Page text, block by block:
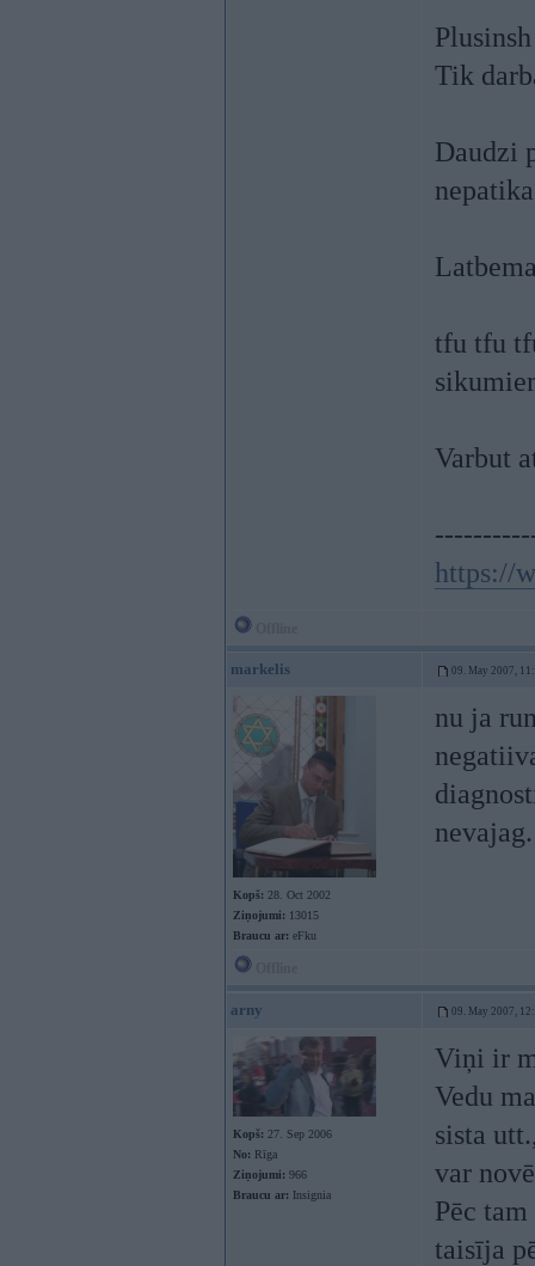
Tik
Daudzi
tfu tfu
Varbut
https://
markelis 09. May 2007,
Kopš: 28. Oct 2002
Ziņojumi: 13015
Braucu ar: eFku
nu ja
nevajag.
arny 09. May 2007,
Kopš: 27. Sep 2006
No: Rīga
Ziņojumi: 966
Braucu ar: Insignia
Viņi ir
Vedu
sista
var
Pēc
taisīja